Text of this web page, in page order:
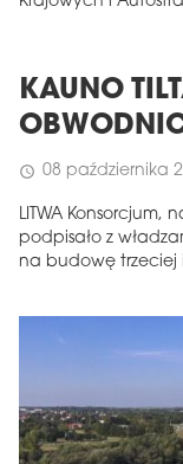
KAUNO
schedule 08 października
LITWA Konsorcjum,
podpisało z
na budowę trzeciej